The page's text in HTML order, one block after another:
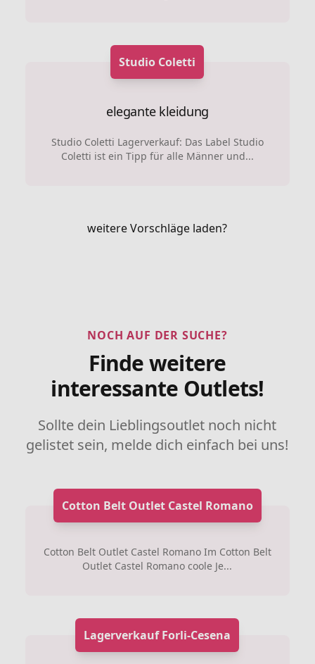
Studio Coletti
elegante kleidung
Studio Coletti Lagerverkauf: Das Label Studio
Coletti ist ein Tipp für alle Männer und...
weitere Vorschläge laden?
NOCH AUF DER SUCHE?
Finde weitere
interessante Outlets!
Sollte dein Lieblingsoutlet noch nicht
gelistet sein, melde dich einfach bei uns!
Cotton Belt Outlet Castel Romano
Cotton Belt Outlet Castel Romano Im Cotton Belt
Outlet Castel Romano coole Je...
Lagerverkauf Forli-Cesena